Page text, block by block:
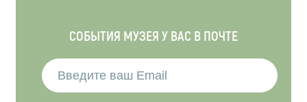
СОБЫТИЯ МУЗЕЯ У ВАС В ПОЧТЕ